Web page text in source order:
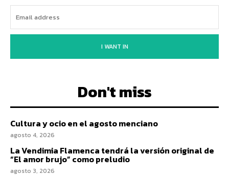
I WANT IN
Don't miss
Cultura y ocio en el agosto menciano
agosto 4, 2026
La Vendimia Flamenca tendrá la versión original de
“El amor brujo” como preludio
agosto 3, 2026